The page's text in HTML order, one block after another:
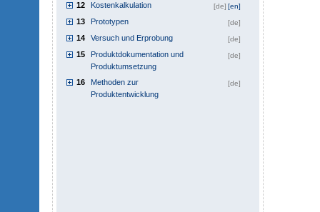
12 Kostenkalkulation [en]
[de]
13 Prototypen [de]
14 Versuch und Erprobung [de]
15
Produktdokumentation und
Produktumsetzung
[de]
16
Methoden zur
Produktentwicklung
[de]